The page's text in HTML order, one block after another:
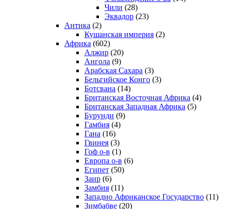
Чили (28)
Эквадор (23)
Антика (2)
Кушанская империя (2)
Африка (602)
Алжир (20)
Ангола (9)
Арабская Сахара (3)
Бельгийское Конго (3)
Ботсвана (14)
Британская Восточная Африка (4)
Британская Западная Африка (5)
Бурунди (9)
Гамбия (4)
Гана (16)
Гвинея (3)
Гоф о-в (1)
Европа о-в (6)
Египет (50)
Заир (6)
Замбия (11)
Западно Африканское Государство (11)
Зимбабве (20)